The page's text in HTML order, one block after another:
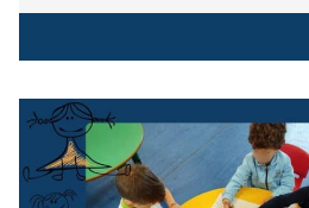
del suicidio en la adolescencia: